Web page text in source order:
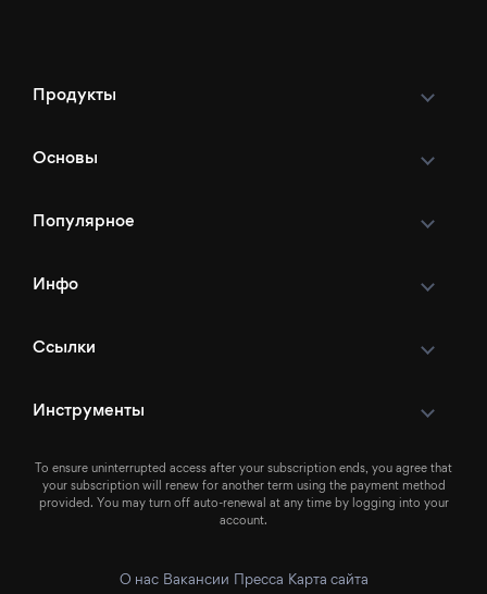
Продукты
Основы
Популярное
Инфо
Ссылки
Инструменты
To ensure uninterrupted access after your subscription ends, you agree that
your subscription will renew for another term using the payment method
provided. You may turn off auto-renewal at any time by logging into your
account.
О нас Вакансии Пресса Карта сайта